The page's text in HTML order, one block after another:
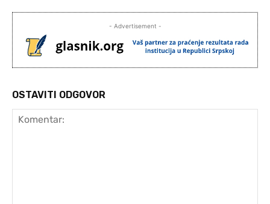
- Advertisement -
OSTAVITI ODGOVOR